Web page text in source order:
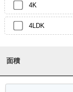
4K
4LDK
面積